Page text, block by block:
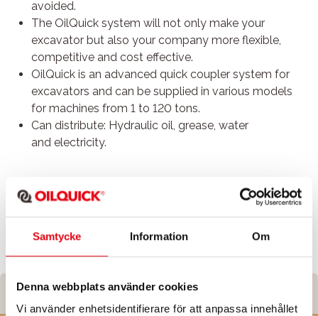
Samtycke Information Om
Denna webbplats använder cookies
Vi använder enhetsidentifierare för att anpassa innehållet
avoided.
The OilQuick system will not only make your
excavator but also your company more flexible,
competitive and cost effective.
OilQuick is an advanced quick coupler system for
excavators and can be supplied in various models
for machines from 1 to 120 tons.
Can distribute: Hydraulic oil, grease, water
and electricity.
Coupler data